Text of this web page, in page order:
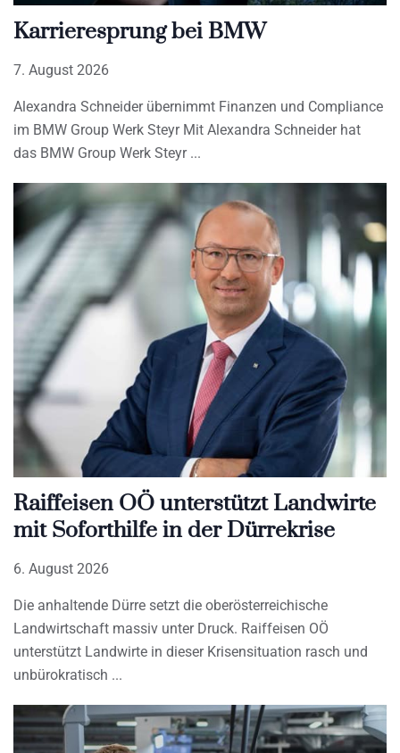
Karrieresprung bei BMW
7. August 2026
Alexandra Schneider übernimmt Finanzen und Compliance
im BMW Group Werk Steyr Mit Alexandra Schneider hat
das BMW Group Werk Steyr
Raiffeisen OÖ unterstützt Landwirte
mit Soforthilfe in der Dürrekrise
6. August 2026
Die anhaltende Dürre setzt die oberösterreichische
Landwirtschaft massiv unter Druck. Raiffeisen OÖ
unterstützt Landwirte in dieser Krisensituation rasch und
unbürokratisch